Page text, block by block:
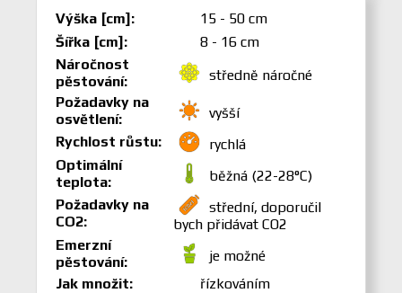
Výška [cm]:
15 - 50 cm
Šířka [cm]:
8 - 16 cm
Náročnost
pěstování:
středně náročné
Požadavky na
osvětlení:
vyšší
Rychlost růstu:
rychlá
Optimální
teplota:
běžná (22-28°C)
Požadavky na
CO2:
střední, doporučil
bych přidávat CO2
Emerzní
pěstování:
je možné
Jak množit:
řízkováním